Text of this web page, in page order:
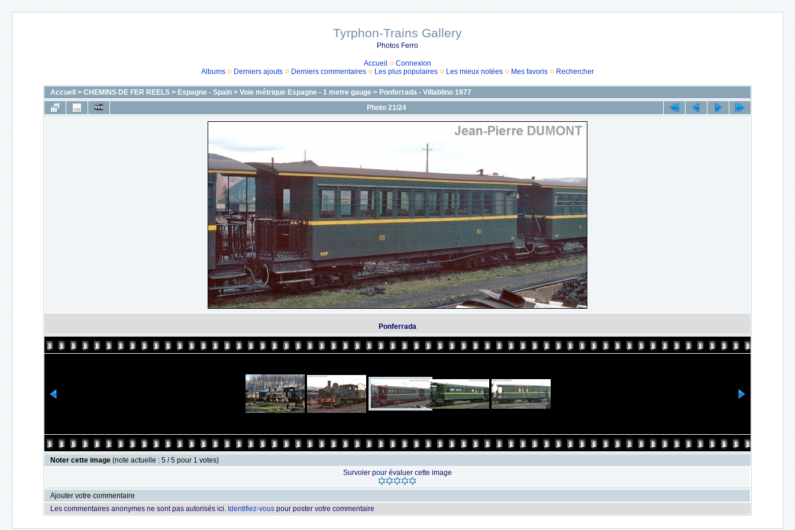
Tyrphon-Trains Gallery
Photos Ferro
Accueil
Connexion
Albums
Derniers ajouts Derniers commentaires Les plus populaires Les mieux notées Mes favoris Rechercher
Accueil > CHEMINS DE FER REELS > Espagne - Spain > Voie métrique Espagne - 1 metre gauge > Ponferrada - Villablino 1977
Photo 21/24
Ponferrada
Noter cette image (note actuelle : 5 / 5 pour 1 votes)
Survoler pour évaluer cette image
Ajouter votre commentaire
Les commentaires anonymes ne sont pas autorisés ici. Identifiez-vous pour poster votre commentaire